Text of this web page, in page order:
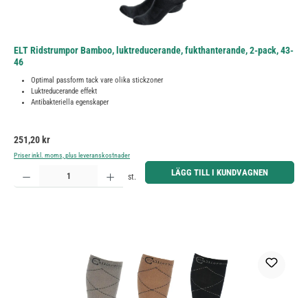
ELT Ridstrumpor Bamboo, luktreducerande, fukthanterande, 2-pack, 43-
46
Optimal passform tack vare olika stickzoner
Luktreducerande effekt
Antibakteriella egenskaper
Ordinarie pris:
251,20 kr
Priser inkl. moms, plus leveranskostnader
Produktkvantitet: Ange önskat belopp eller använd knapparna för att öka eller minska kvantiteten.
st. LÄGG TILL I KUNDVAGNEN